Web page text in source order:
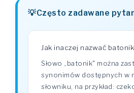
Często zadawane
Jak inaczej nazwać
Słowo „batonik" można
synonimów dostępnych w
słowniku, na przykład: